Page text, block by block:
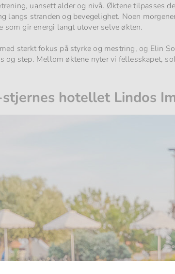
uansett alder og nivå. Øktene tilpasses
langs stranden og bevegelighet. Noen
som gir energi langt utover selve økten.
sterkt fokus på styrke og mestring, og Elin
og step. Mellom øktene nyter vi fellesskapet,
hotellet Lindos